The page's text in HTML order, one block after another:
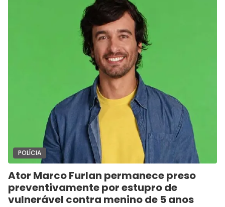
POLÍCIA
Ator Marco Furlan permanece preso
preventivamente por estupro de
vulnerável contra menino de 5 anos